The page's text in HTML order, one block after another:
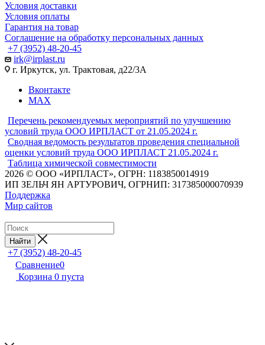
Условия доставки
Условия оплаты
Гарантия на товар
Соглашение на обработку персональных данных
+7 (3952) 48-20-45
irk@irplast.ru
г. Иркутск, ул. Трактовая, д22/3А
Вконтакте
MAX
Перечень рекомендуемых мероприятий по улучшению
условий труда ООО ИРПЛАСТ от 21.05.2024 г.
Сводная ведомость результатов проведения специальной
оценки условий труда ООО ИРПЛАСТ 21.05.2024 г.
Таблица химической совместимости
2026 © ООО «ИРПЛАСТ», ОГРН: 1183850014919
ИП ЗЕЛЬЧ ЯН АРТУРОВИЧ, ОГРНИП: 317385000070939
Поддержка
Мир сайтов
Найти
+7 (3952) 48-20-45
Сравнение0
Корзина 0 пуста